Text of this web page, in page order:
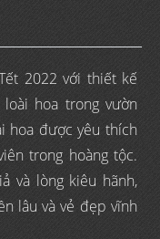
2022 với thiết kế
hoa trong vườn
hoa được yêu thích
trong hoàng tộc.
và lòng kiêu hãnh,
lâu và vẻ đẹp vĩnh